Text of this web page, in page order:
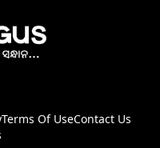
Terms Of UseContact Us